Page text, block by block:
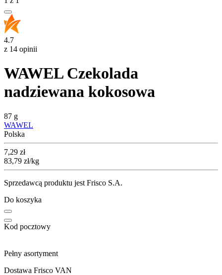
4.7
z 14 opinii
WAWEL Czekolada
nadziewana kokosowa
87 g
WAWEL
Polska
Cena
7,29 zł
83,79 zł/kg
Sprzedawcą produktu jest Frisco S.A.
Do koszyka
Kod pocztowy
Pełny asortyment
Dostawa Frisco VAN